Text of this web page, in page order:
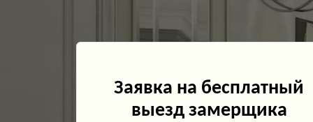
Заявка на бесплатный
выезд замерщика